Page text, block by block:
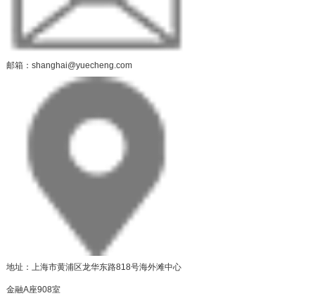
邮箱：shanghai@yuecheng.com
地址：上海市黄浦区龙华东路818号海外滩中心
金融A座908室